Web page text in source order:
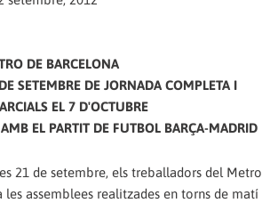
DE BARCELONA
SETEMBRE DE JORNADA COMPLETA I
EL 7 D'OCTUBRE
EL PARTIT DE FUTBOL BARÇA-MADRID
21 de setembre, els treballadors del
les assemblees realitzades en torns de